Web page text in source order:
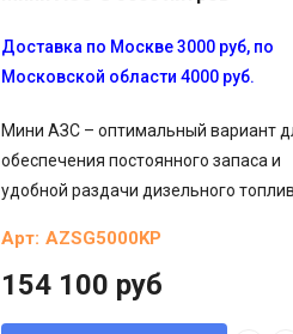
Доставка по Москве 3000 руб, по
Московской области 4000 руб.
Мини АЗС – оптимальный вариант
обеспечения постоянного запаса и
удобной раздачи дизельного
Арт: AZSG5000KP
154 100 руб